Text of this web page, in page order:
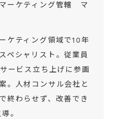
ーケティング管轄 マ
ケティング領域で10年
ペシャリスト。従業員
ービス立ち上げに参画
。人材コンサル会社と
終わらせず、改善でき
。